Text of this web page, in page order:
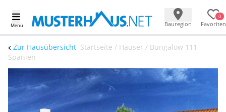
Menü Bauregion
0
Favoriten
Zur Hausübersicht Startseite / Häuser / Bungalow 111
Spanien